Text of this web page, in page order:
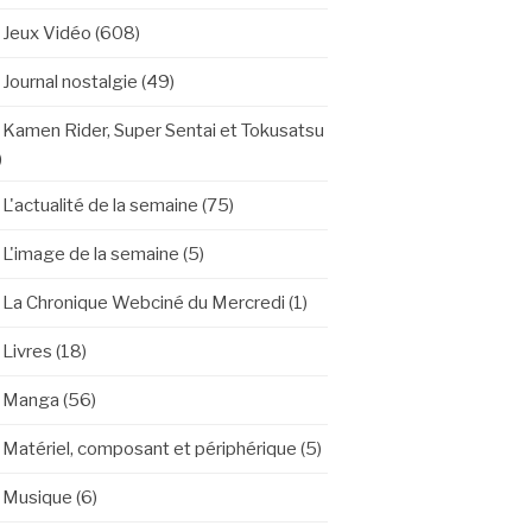
Jeux Vidéo (608)
Journal nostalgie (49)
Kamen Rider, Super Sentai et Tokusatsu
L'actualité de la semaine (75)
L'image de la semaine (5)
La Chronique Webciné du Mercredi (1)
Livres (18)
Manga (56)
Matériel, composant et périphérique (5)
Musique (6)